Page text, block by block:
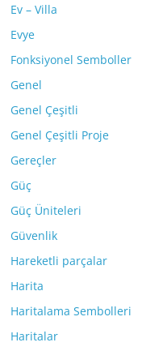
Ev – Villa
Evye
Fonksiyonel Semboller
Genel
Genel Çeşitli
Genel Çeşitli Proje
Gereçler
Güç
Güç Üniteleri
Güvenlik
Hareketli parçalar
Harita
Haritalama Sembolleri
Haritalar